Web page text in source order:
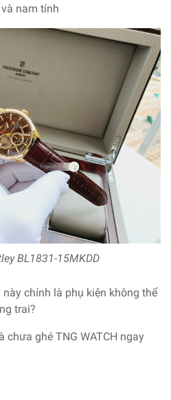
nam tính
BL1831-15MKDD
này chính là phụ kiện không thể
trai?
chưa ghé TNG WATCH ngay